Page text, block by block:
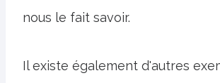
nous le fait savoir.
Il existe également d'autres